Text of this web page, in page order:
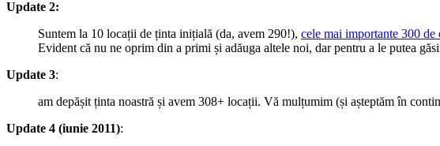
Update 2:
Suntem la 10 locații de ținta inițială (da, avem 290!), cele mai importante 300
Evident că nu ne oprim din a primi și adăuga altele noi, dar pentru a le putea
Update 3:
am depășit ținta noastră și avem 308+ locații. Vă mulțumim (și așteptăm în
Update 4 (iunie 2011):